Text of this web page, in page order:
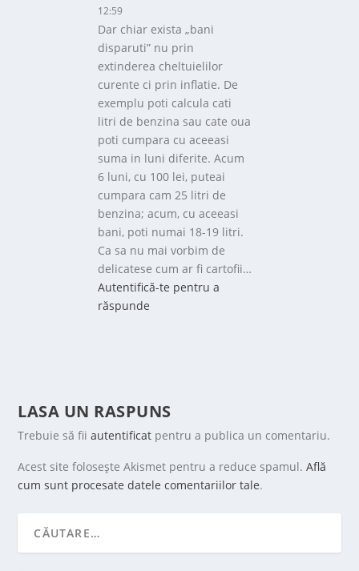
12:59
Dar chiar exista „bani
disparuti” nu prin
extinderea cheltuielilor
curente ci prin inflatie. De
exemplu poti calcula cati
litri de benzina sau cate oua
poti cumpara cu aceeasi
suma in luni diferite. Acum
6 luni, cu 100 lei, puteai
cumpara cam 25 litri de
benzina; acum, cu aceeasi
bani, poti numai 18-19 litri.
Ca sa nu mai vorbim de
delicatese cum ar fi cartofii…
Autentifică-te pentru a
răspunde
LASA UN RASPUNS
Trebuie să fiiautentificat pentru a publica un comentariu.
Acest site folosește Akismet pentru a reduce spamul.Află
cum sunt procesate datele comentariilor tale.